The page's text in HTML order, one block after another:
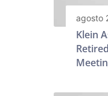
agosto
Klein